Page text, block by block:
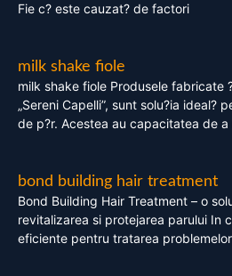
Fie c? este cauzat? de factori
milk shake fiole
milk shake fiole Produsele fabricate
„Sereni Capelli”, sunt solu?ia ideal?
de p?r. Acestea au capacitatea de
bond building hair treatment
Bond Building Hair Treatment – o
revitalizarea si protejarea parului In
eficiente pentru tratarea